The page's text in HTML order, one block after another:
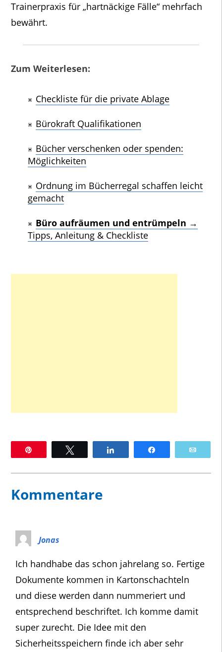
Trainerpraxis für „hartnäckige Fälle“ mehrfach
bewährt.
Zum Weiterlesen:
Checkliste für die private Ablage
Bürokraft Qualifikationen
Bücher verschenken oder spenden:
Möglichkeiten
Ordnung im Bücherregal schaffen leicht
gemacht
Büro aufräumen und entrümpeln →
Tipps, Anleitung & Checkliste
Kommentare
Jonas
Ich handhabe das schon jahrelang so. Fertige
Dokumente kommen in Kartonschachteln
und diese werden dann nummeriert und
entsprechend beschriftet. Ich komme damit
super zurecht. Die Idee mit den
Sicherheitsspeichern finde ich aber sehr